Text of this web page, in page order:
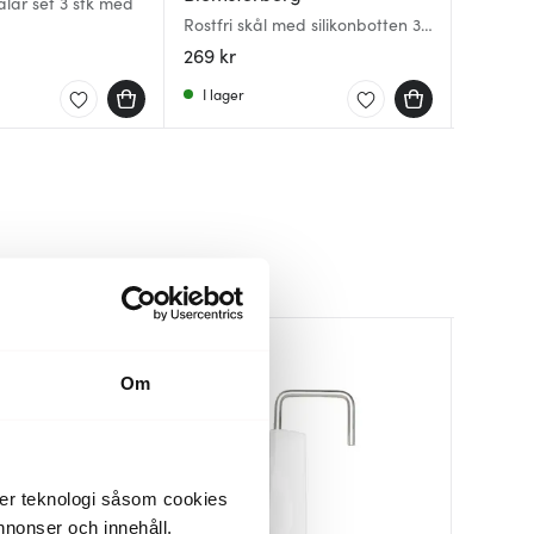
Om
teknologi såsom cookies
och innehåll,
Rostfri skål med silikonbotten 3
L latte
269 kr
I lager